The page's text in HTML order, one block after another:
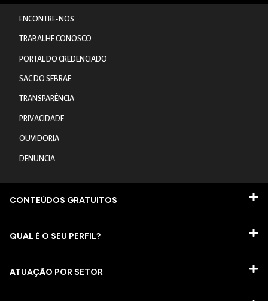
ENCONTRE-NOS
TRABALHE CONOSCO
PORTAL DO CREDENCIADO
SAC DO SEBRAE
TRANSPARÊNCIA
PRIVACIDADE
OUVIDORIA
DENUNCIA
CONTEÚDOS GRATUITOS
QUAL É O SEU PERFIL?
ATUAÇÃO POR SETOR